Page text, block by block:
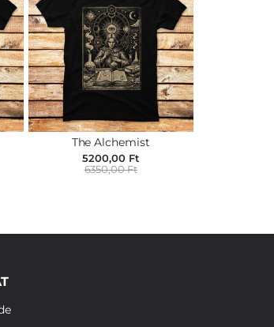
The Alchemist
5200,00 Ft
6350,00 Ft